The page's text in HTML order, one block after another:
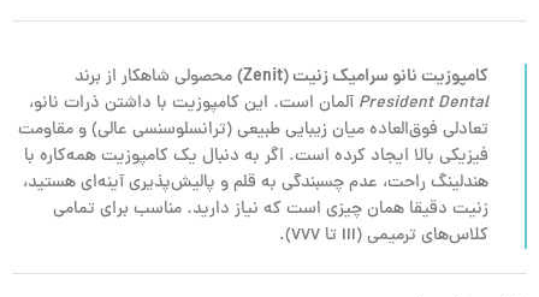
کامپوزیت نانو سرامیک زنیت (Zenit)
محصولی شاهکار از برند
President Dental آلمان است. این کامپوزیت با داشتن ذرات نانو،
تعادلی فوق‌العاده میان زیبایی طبیعی (ترانسلوسنسی عالی) و مقاومت
فیزیکی بالا ایجاد کرده است. اگر به دنبال یک کامپوزیت همه‌کاره با
هندلینگ راحت، عدم چسبندگی به قلم و پالیش‌پذیری آینه‌ای هستید،
زنیت دقیقا همان چیزی است که نیاز دارید. مناسب برای تمامی
کلاس‌های ترمیمی ( III تا VVV
).